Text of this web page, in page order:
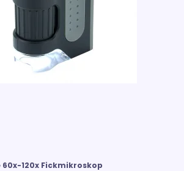
120x Fickmikroskop